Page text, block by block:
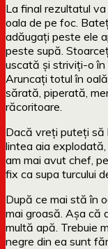
La final rezultatul
oala de pe foc.
adăugați peste ele
peste supă.
uscată și striviți-o în
Aruncați totul în
sărată, piperată,
răcoritoare.
Dacă vreți puteți să
lintea aia
am mai avut chef,
fix ca supa turcului
După ce mai stă în
mai groasă. Așa că
multă apă. Trebuie
negre din ea sunt